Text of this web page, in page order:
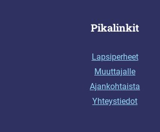
Pikalinkit
Lapsiperheet
Muuttajalle
Ajankohtaista
Yhteystiedot